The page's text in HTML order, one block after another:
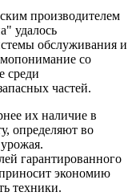
производителем
удалось
обслуживания и
со
среди
частей.
их наличие в
определяют во
гарантированного
приносит экономию
техники.